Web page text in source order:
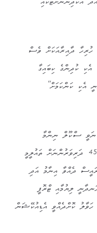
އެކުދިންނަށްޓަކައި
ހުރިހާ ދާއިރާއަކަށް ވެސް
ކުދިންގެ ކިބައިގާ
އެކި ކަންކަމަށް”
ސްކޫލް ނިންމާ
އިމްތިހާނުތަކުން ރާއްޖޭން އެއް ވަނަ ހޯދި 45 ދަރިވަރުންނަށް ތައުލީމީ
ދެއްވާ އިނާމު އަދި
ލިޔުމާއި ޓްރޮފީ
ކޮށްދެއްވީ އެޑިއުކޭޝަން